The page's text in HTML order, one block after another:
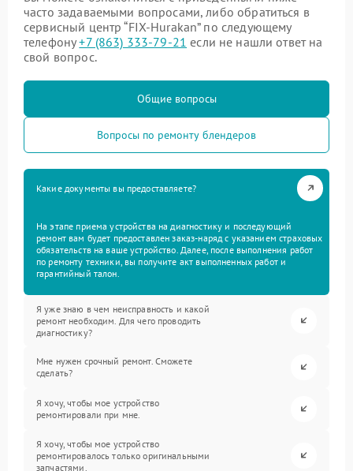
часто задаваемыми вопросами, либо обратиться в
сервисный центр “FIX-Hurakan” по следующему
телефону+7 (863) 333-79-21 если не нашли ответ на
свой вопрос.
Общие вопросы
Вопросы по ремонту блендеров
Какие документы вы предоставляете?
На этапе приема устройства на диагностику и последующий
ремонт вам будет предоставлен заказ-наряд с указанием страховых
обязательств на ваше устройство. Далее, после выполнения работ
по ремонту техники, вы получите акт выполненных работ и
гарантийный талон.
Я уже знаю в чем неисправность и какой
ремонт необходим. Для чего проводить
диагностику?
Мне нужен срочный ремонт. Сможете
сделать?
Я хочу, чтобы мое устройство
ремонтировали при мне.
Я хочу, чтобы мое устройство
ремонтировалось только оригинальными
запчастями.